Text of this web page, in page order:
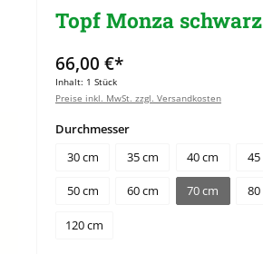
Topf Monza
66,00 €*
Inhalt: 1 Stück
Preise inkl. MwSt. zzgl. Versandkosten
Durchmesserauswählen
30 cm
35 cm 40 cm 45
50 cm 60 cm 70 cm 80
120 cm